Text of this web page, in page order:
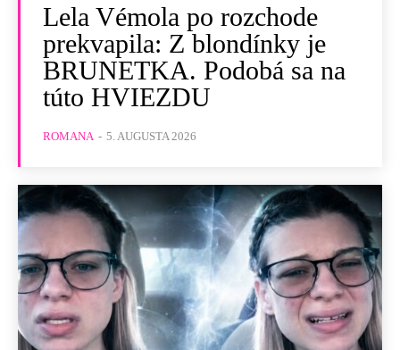
Lela Vémola po rozchode
prekvapila: Z blondínky je
BRUNETKA. Podobá sa na
túto HVIEZDU
ROMANA - 5. AUGUSTA 2026